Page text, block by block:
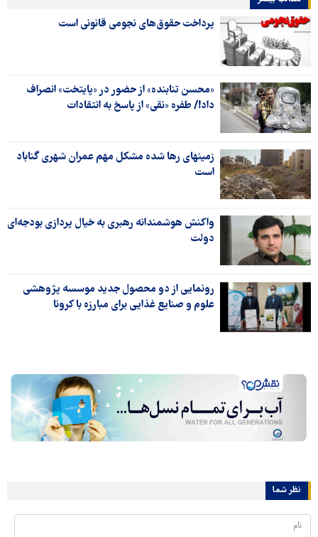
پرداخت حقوق‌های نجومی قانونی است
«محسن تنابنده» از حضور در «پایتخت» انصراف
داد!/ طفره «نقی» از پاسخ به انتقادات
زمینهای رها شده مشکل مهم عمران شهری گناباد
است
واکنش هوشمندانه رهبری به خیال پردازی بودجه‌ای
دولت
رونمایی از دو محصول جدید موسسه پژوهشی
علوم و صنایع غذایی برای مبارزه با کرونا
نظر شما